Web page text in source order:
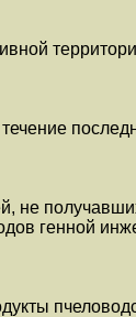
не
генной